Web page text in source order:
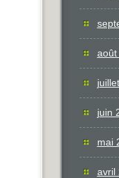
août
juin
mai
avril